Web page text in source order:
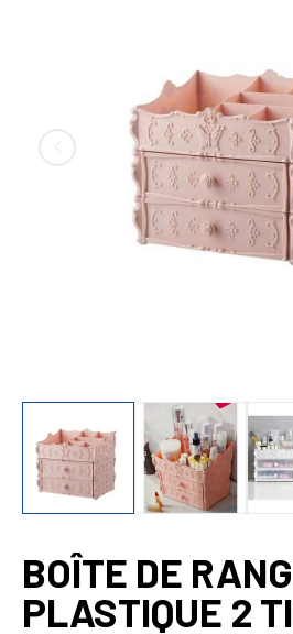
BOÎTE DE
PLASTIQUE 2